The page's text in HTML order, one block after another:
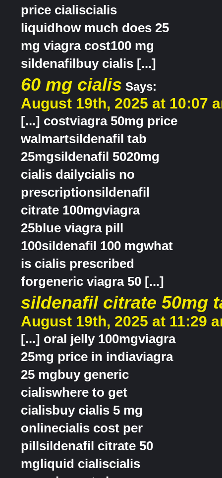
price cialiscialis
liquidhow much does 25
mg viagra cost100 mg
sildenafilbuy cialis [...]
60 mg cialis Says:
August 19th, 2025 at 10:07
[...] costviagra 50mg price
walmartsildenafil tab
25mgsildenafil 5020mg
cialis dailycialis no
prescriptionsildenafil
citrate 100mgviagra
25blue viagra pill
100sildenafil 100 mgwhat
is cialis prescribed
forgeneric viagra 50 [...]
sildenafil citrate 50mg
August 19th, 2025 at 11:29
[...] oral jelly 100mgviagra
25mg price in indiaviagra
25 mgbuy generic
cialiswhere to get
cialisbuy cialis 5 mg
onlinecialis cost per
pillsildenafil citrate 50
mgliquid cialiscialis